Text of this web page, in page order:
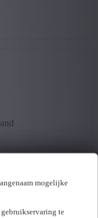
mogelijke
te